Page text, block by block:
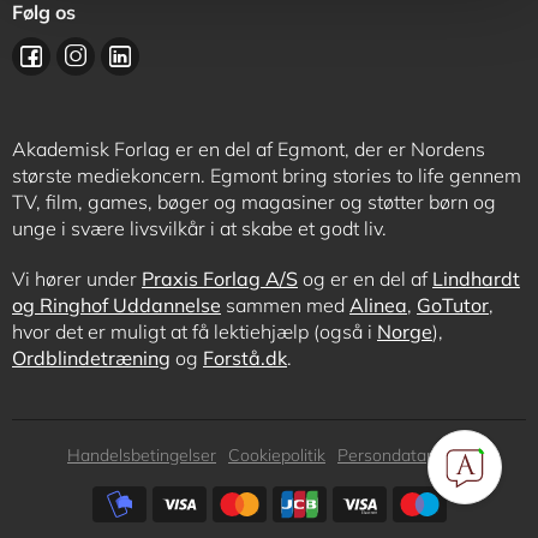
Følg os
Akademisk Forlag er en del af Egmont, der er Nordens
største mediekoncern. Egmont bring stories to life gennem
TV, film, games, bøger og magasiner og støtter børn og
unge i svære livsvilkår i at skabe et godt liv.
Vi hører under Praxis Forlag A/S og er en del af Lindhardt
og Ringhof Uddannelse sammen med Alinea, GoTutor,
hvor det er muligt at få lektiehjælp (også i Norge),
Ordblindetræning og Forstå.dk.
Subfooter
Handelsbetingelser Cookiepolitik
Persondatapolitik
Subfooter
payment